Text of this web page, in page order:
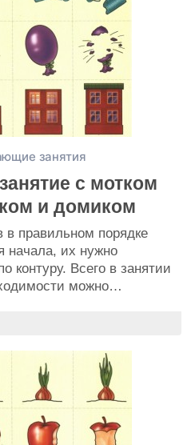
занятия
с мотком
и домиком
в правильном порядке
начала, их нужно
контуру. Всего в занятии
можно…